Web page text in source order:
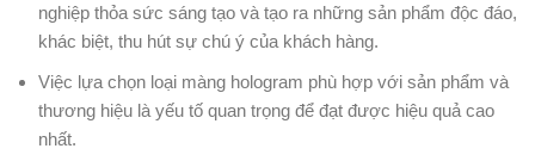
nghiệp thỏa sức sáng tạo và tạo ra những sản phẩm độc đáo,
khác biệt, thu hút sự chú ý của khách hàng.
Việc lựa chọn loại màng hologram phù hợp với sản phẩm và
thương hiệu là yếu tố quan trọng để đạt được hiệu quả cao
nhất.